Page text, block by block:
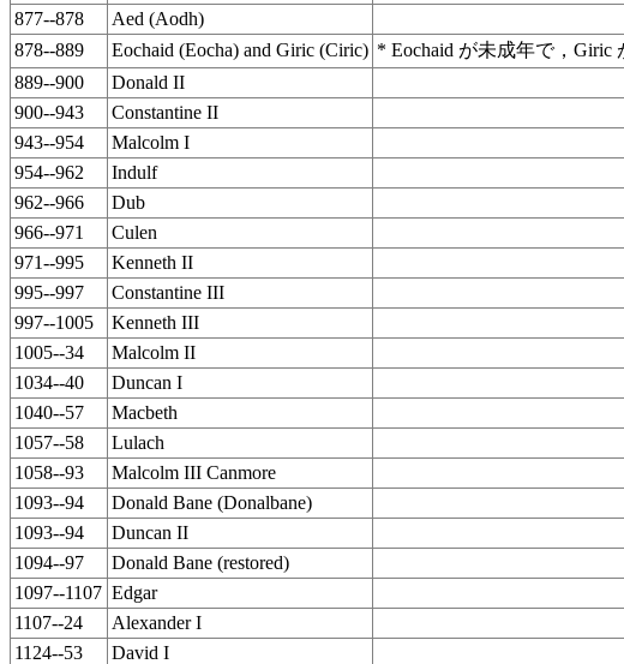
877--878
Aed (Aodh)
878--889
Eochaid (Eocha) and Giric (Ciric) * Eochaid が未成年で，Giric
889--900
Donald II
900--943
Constantine II
943--954
Malcolm I
954--962
Indulf
962--966
Dub
966--971
Culen
971--995
Kenneth II
995--997
Constantine III
997--1005
Kenneth III
1005--34
Malcolm II
1034--40
Duncan I
1040--57
Macbeth
1057--58
Lulach
1058--93
Malcolm III Canmore
1093--94
Donald Bane (Donalbane)
1093--94
Duncan II
1094--97
Donald Bane (restored)
1097--1107 Edgar
1107--24
Alexander I
1124--53
David I